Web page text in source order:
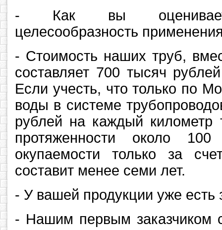
- Как вы оцениваете
целесообразность
- Стоимость наших труб,
составляет 700 тысяч
Если учесть, что только по
воды в системе
рублей на каждый километр
протяженности около
окупаемости только за
составит менее семи лет.
- У вашей продукции уже есть
- Нашим первым заказчиком